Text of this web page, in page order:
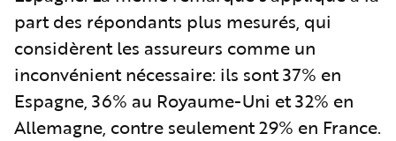
part des répondants plus mesurés, qui
considèrent les assureurs comme un
inconvénient nécessaire: ils sont 37% en
Espagne, 36% au Royaume-Uni et 32% en
Allemagne, contre seulement 29% en France.